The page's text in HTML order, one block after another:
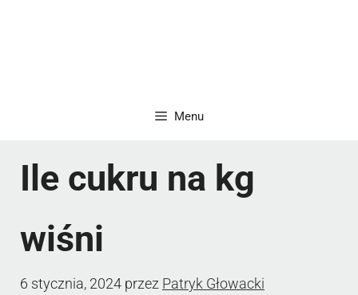
Menu
Ile cukru na kg
wiśni
6 stycznia, 2024 przez Patryk Głowacki